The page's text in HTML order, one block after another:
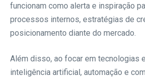
funcionam como alerta e inspiração
processos internos, estratégias de
posicionamento diante do mercado.
Além disso, ao focar em tecnologias
inteligência artificial, automação e